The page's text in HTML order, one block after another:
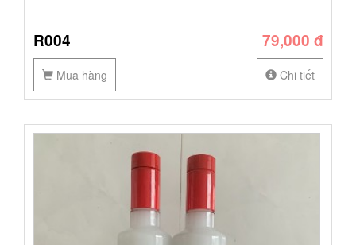
R004 79,000 đ
Mua hàng Chi tiết